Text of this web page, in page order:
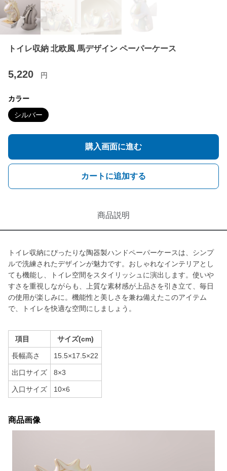
トイレ収納 北欧風 馬デザイン ペーパーケース
5,220 円
カラー
シルバー
購入画面に進む
カートに追加する
商品説明
トイレ収納にぴったりな陶器製ハンドペーパーケースは、シンプ
ルで洗練されたデザインが魅力です。おしゃれなインテリアとし
ても機能し、トイレ空間をスタイリッシュに演出します。使いや
すさを重視しながらも、上質な素材感が上品さを引き立て、毎日
の使用が楽しみに。機能性と美しさを兼ね備えたこのアイテム
で、トイレを快適な空間にしましょう。
項目 サイズ(cm)
長幅高さ 15.5×17.5×22
出口サイズ 8×3
入口サイズ 10×6
商品画像